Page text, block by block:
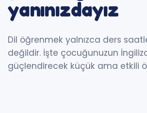
yanınızdayız
Dil öğrenmek yalnızca ders
değildir. İşte çocuğunuzun
güçlendirecek küçük ama etkili